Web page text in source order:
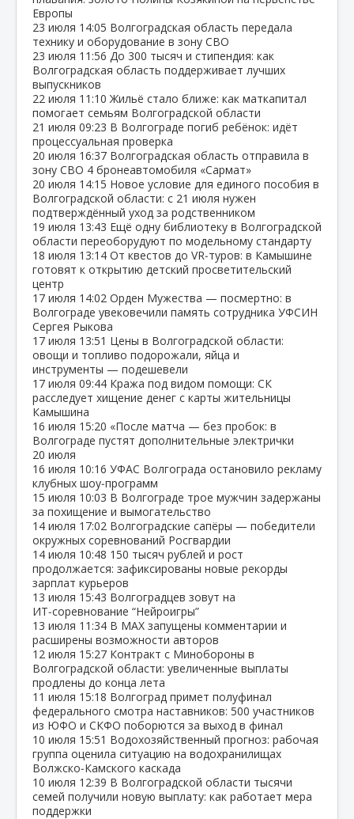
Европы
23 июля 14:05 Волгоградская область передала
технику и оборудование в зону СВО
23 июля 11:56 До 300 тысяч и стипендия: как
Волгоградская область поддерживает лучших
выпускников
22 июля 11:10 Жильё стало ближе: как маткапитал
помогает семьям Волгоградской области
21 июля 09:23 В Волгограде погиб ребёнок: идёт
процессуальная проверка
20 июля 16:37 Волгоградская область отправила в
зону СВО 4 бронеавтомобиля «Сармат»
20 июля 14:15 Новое условие для единого пособия в
Волгоградской области: с 21 июля нужен
подтверждённый уход за родственником
19 июля 13:43 Ещё одну библиотеку в Волгоградской
области переоборудуют по модельному стандарту
18 июля 13:14 От квестов до VR‑туров: в Камышине
готовят к открытию детский просветительский
центр
17 июля 14:02 Орден Мужества — посмертно: в
Волгограде увековечили память сотрудника УФСИН
Сергея Рыкова
17 июля 13:51 Цены в Волгоградской области:
овощи и топливо подорожали, яйца и
инструменты — подешевели
17 июля 09:44 Кража под видом помощи: СК
расследует хищение денег с карты жительницы
Камышина
16 июля 15:20 «После матча — без пробок: в
Волгограде пустят дополнительные электрички
20 июля
16 июля 10:16 УФАС Волгограда остановило рекламу
клубных шоу‑программ
15 июля 10:03 В Волгограде трое мужчин задержаны
за похищение и вымогательство
14 июля 17:02 Волгоградские сапёры — победители
окружных соревнований Росгвардии
14 июля 10:48 150 тысяч рублей и рост
продолжается: зафиксированы новые рекорды
зарплат курьеров
13 июля 15:43 Волгоградцев зовут на
ИТ‑соревнование “Нейроигры”
13 июля 11:34 В МАХ запущены комментарии и
расширены возможности авторов
12 июля 15:27 Контракт с Минобороны в
Волгоградской области: увеличенные выплаты
продлены до конца лета
11 июля 15:18 Волгоград примет полуфинал
федерального смотра наставников: 500 участников
из ЮФО и СКФО поборются за выход в финал
10 июля 15:51 Водохозяйственный прогноз: рабочая
группа оценила ситуацию на водохранилищах
Волжско‑Камского каскада
10 июля 12:39 В Волгоградской области тысячи
семей получили новую выплату: как работает мера
поддержки